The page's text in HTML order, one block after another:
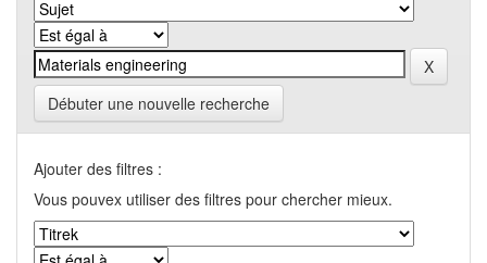
Débuter une nouvelle recherche
Ajouter des filtres :
Vous pouvex utiliser des filtres pour chercher mieux.